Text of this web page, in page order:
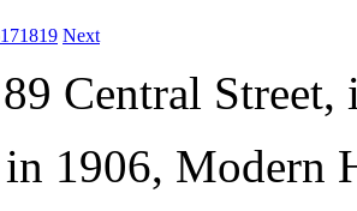
171819 Next
Central
1906, Modern